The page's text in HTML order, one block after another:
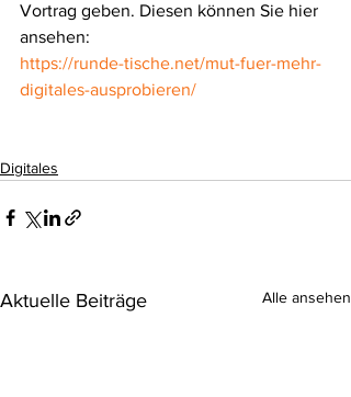
Vortrag geben. Diesen können Sie hier
ansehen:
https://runde-tische.net/mut-fuer-mehr-
digitales-ausprobieren/
Digitales
Aktuelle Beiträge Alle ansehen